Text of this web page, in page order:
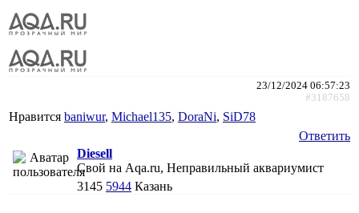
23/12/2024 06:57:23
#3187658
Нравится baniwur, Michael135, DoraNi, SiD78
Ответить
Diesell
Свой на Aqa.ru, Неправильный аквариумист
3145 5944 Казань